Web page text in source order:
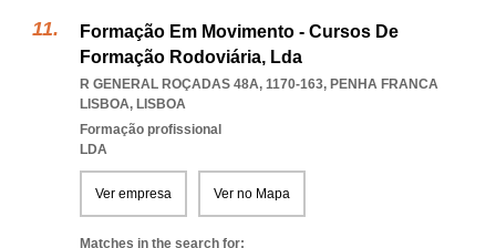
Formação Em Movimento - Cursos De
Formação Rodoviária, Lda
R GENERAL ROÇADAS 48A, 1170-163, PENHA FRANCA
LISBOA, LISBOA
Formação profissional
LDA
Ver empresa Ver no Mapa
Matches in the search for: